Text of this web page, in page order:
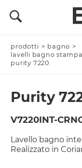
prodotti > bagno >
lavelli bagno
purity 7220
Purity
V7220INT-
Lavello bagno
Realizzato in
Nominativo *
Azienda/Privato *
Nome Azienda